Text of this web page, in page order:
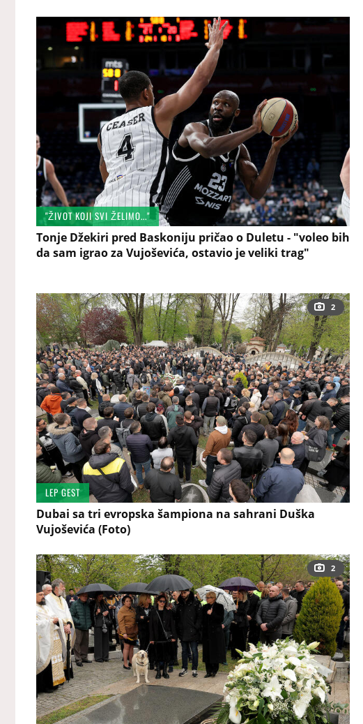
"ŽIVOT KOJI SVI ŽELIMO..."
Tonje Džekiri pred Baskoniju pričao o Duletu - "voleo bih
da sam igrao za Vujoševića, ostavio je veliki trag"
2
LEP GEST
Dubai sa tri evropska šampiona na sahrani Duška
Vujoševića (Foto)
2